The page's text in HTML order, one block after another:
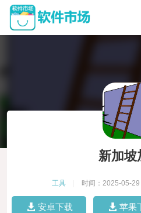
新加坡
工具 时间：2025-05-29
安卓下载 苹果